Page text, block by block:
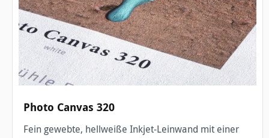
Photo Canvas 320
Fein gewebte, hellweiße Inkjet-Leinwand mit einer